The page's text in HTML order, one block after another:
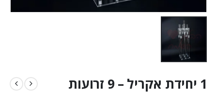
1 יחידת אקריל – 9 זרועות